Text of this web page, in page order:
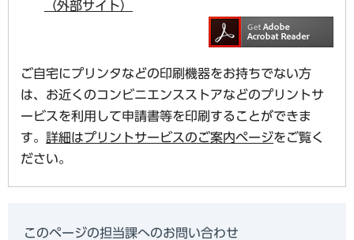
（外部サイト）
ご自宅にプリンタなどの印刷機器をお持ちでない方
は、お近くのコンビニエンスストアなどのプリントサ
ービスを利用して申請書等を印刷することができま
す。 詳細はプリントサービスのご案内ページをご覧く
ださい。
このページの担当課へのお問い合わせ